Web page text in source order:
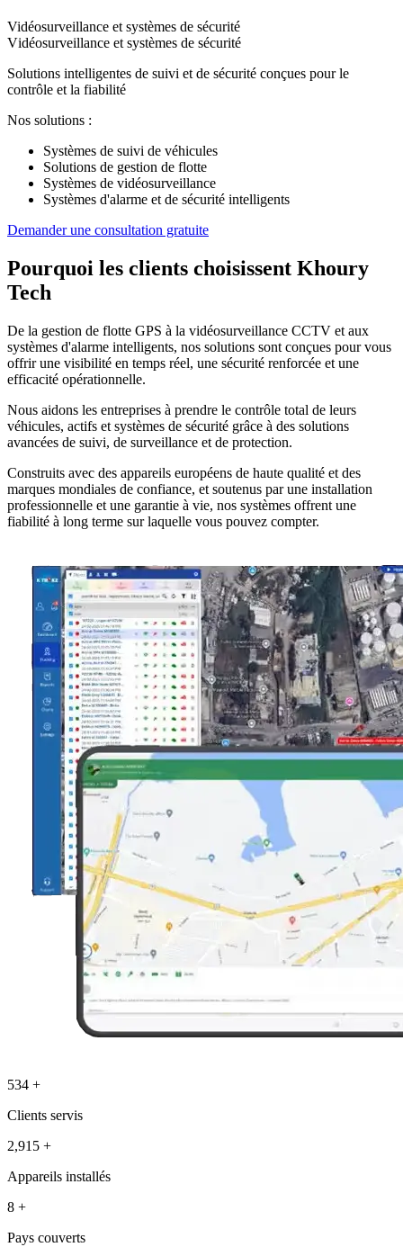
Suivi GPS
Vidéosurveillance et systèmes de sécurité
Solutions intelligentes de suivi et de sécurité conçues pour le
contrôle et la fiabilité
Nos solutions :
Systèmes de suivi de véhicules
Solutions de gestion de flotte
Systèmes de vidéosurveillance
Systèmes d'alarme et de sécurité intelligents
Demander une consultation gratuite
Pourquoi les clients choisissent Khoury
Tech
De la gestion de flotte GPS à la vidéosurveillance CCTV et aux
systèmes d'alarme intelligents, nos solutions sont conçues pour vous
offrir une visibilité en temps réel, une sécurité renforcée et une
efficacité opérationnelle.
Nous aidons les entreprises à prendre le contrôle total de leurs
véhicules, actifs et systèmes de sécurité grâce à des solutions
avancées de suivi, de surveillance et de protection.
Construits avec des appareils européens de haute qualité et des
marques mondiales de confiance, et soutenus par une installation
professionnelle et une garantie à vie, nos systèmes offrent une
fiabilité à long terme sur laquelle vous pouvez compter.
547 +
Clients servis
2,981 +
Appareils installés
8 +
Pays couverts